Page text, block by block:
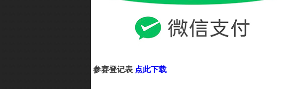
参赛登记表 点此下载